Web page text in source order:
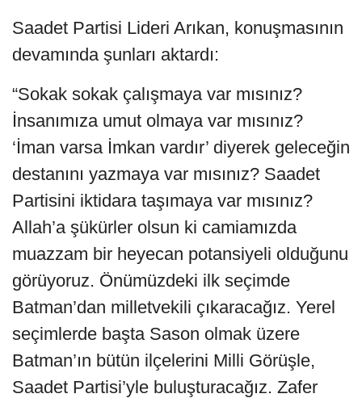
Saadet Partisi Lideri Arıkan, konuşmasının
devamında şunları aktardı:
“Sokak sokak çalışmaya var mısınız?
İnsanımıza umut olmaya var mısınız?
‘İman varsa İmkan vardır’ diyerek geleceğin
destanını yazmaya var mısınız? Saadet
Partisini iktidara taşımaya var mısınız?
Allah’a şükürler olsun ki camiamızda
muazzam bir heyecan potansiyeli olduğunu
görüyoruz. Önümüzdeki ilk seçimde
Batman’dan milletvekili çıkaracağız. Yerel
seçimlerde başta Sason olmak üzere
Batman’ın bütün ilçelerini Milli Görüşle,
Saadet Partisi’yle buluşturacağız. Zafer